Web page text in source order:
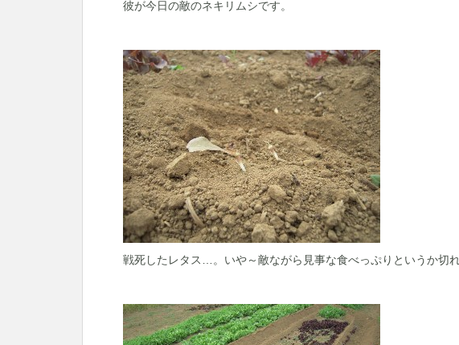
彼が今日の敵のネキリムシです。
戦死したレタス…。いや～敵ながら見事な食べっぷりというか切れ